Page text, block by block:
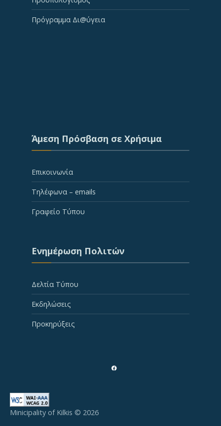
Πρόγραμμα Δι@ύγεια
Άμεση Πρόσβαση σε Χρήσιμα
Επικοινωνία
Τηλέφωνα – emails
Γραφείο Τύπου
Ενημέρωση Πολιτών
Δελτία Τύπου
Εκδηλώσεις
Προκηρύξεις
Minicipality of Kilkis © 2026